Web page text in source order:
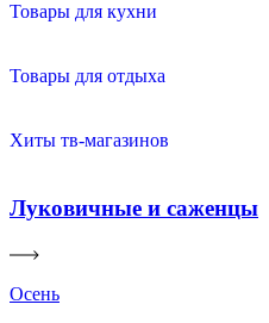
Товары для кухни
Товары для отдыха
Хиты тв-магазинов
Луковичные и саженцы
Осень